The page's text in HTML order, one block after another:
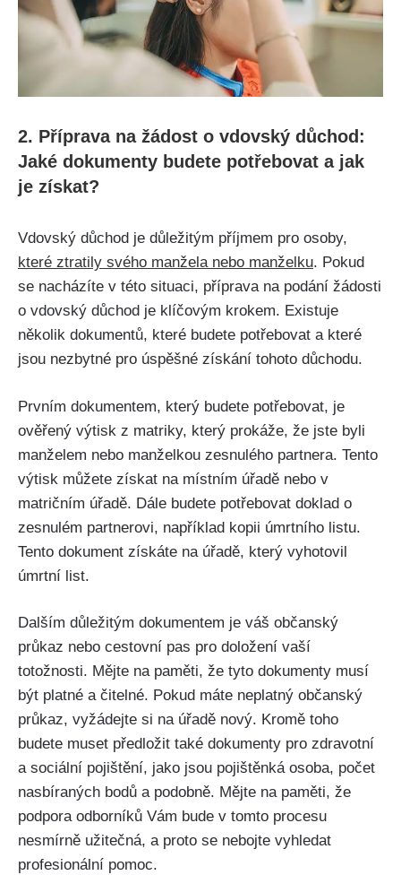
2. Příprava na žádost o vdovský důchod:
Jaké dokumenty budete potřebovat a jak
je získat?
Vdovský důchod je důležitým příjmem pro osoby,
které ztratily svého manžela nebo manželku. Pokud
se nacházíte v této situaci, příprava na podání žádosti
o vdovský důchod je klíčovým krokem. Existuje
několik dokumentů, které budete potřebovat a které
jsou nezbytné pro úspěšné získání tohoto důchodu.
Prvním dokumentem, který budete potřebovat, je
ověřený výtisk z matriky, který prokáže, že jste byli
manželem nebo manželkou zesnulého partnera. Tento
výtisk můžete získat na místním úřadě nebo v
matričním úřadě. Dále budete potřebovat doklad o
zesnulém partnerovi, například kopii úmrtního listu.
Tento dokument získáte na úřadě, který vyhotovil
úmrtní list.
Dalším důležitým dokumentem je váš občanský
průkaz nebo cestovní pas pro doložení vaší
totožnosti. Mějte na paměti, že tyto dokumenty musí
být platné a čitelné. Pokud máte neplatný občanský
průkaz, vyžádejte si na úřadě nový. Kromě toho
budete muset předložit také dokumenty pro zdravotní
a sociální pojištění, jako jsou pojištěnká osoba, počet
nasbíraných bodů a podobně. Mějte na paměti, že
podpora odborníků Vám bude v tomto procesu
nesmírně užitečná, a proto se nebojte vyhledat
profesionální pomoc.